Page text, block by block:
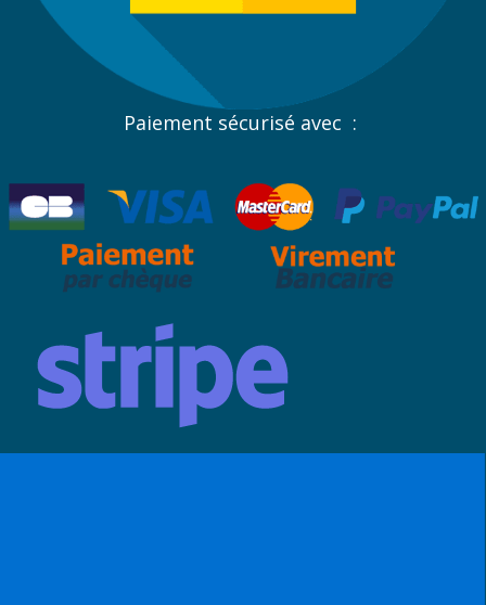
Paiement sécurisé avec :